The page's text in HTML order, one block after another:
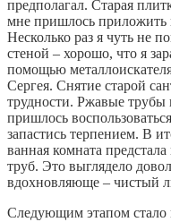
предполагал. Старая
мне пришлось приложить
Несколько раз я чуть не
стеной – хорошо, что я
помощью
Сергея. Снятие старой
трудности. Ржавые трубы
пришлось
запастись терпением. В
ванная комната
труб. Это выглядело
вдохновляюще – чистый
Следующим этапом стало